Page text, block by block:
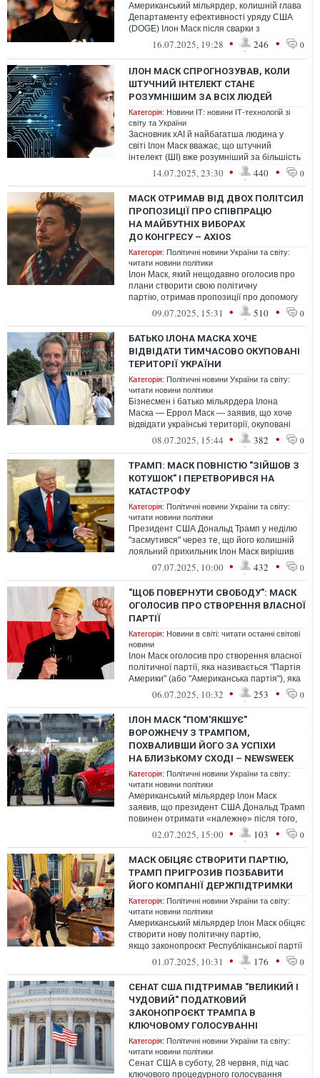
Американський мільярдер, колишній глава
Департаменту ефективності уряду США
(DOGE) Ілон Маск після сварки з
президентом Дональдом Трампом змінив
16.07.2025, 19:28 • 246 • 0
ІЛОН МАСК СПРОГНОЗУВАВ, КОЛИ
ШТУЧНИЙ ІНТЕЛЕКТ СТАНЕ
РОЗУМНІШИМ ЗА ВСІХ ЛЮДЕЙ
Категорія: Новини ІТ: новини ІТ-технологій зі
світу та України
Засновник xAI й найбагатша людина у
світі Ілон Маск вважає, що штучний
інтелект (ШІ) вже розумніший за більшість
людей, а до кінця поточного десятиліт...
14.07.2025, 23:30 • 440 • 0
МАСК ОТРИМАВ ВІД ДВОХ ПОЛІТСИЛ
ПРОПОЗИЦІЇ ПРО СПІВПРАЦЮ
НА МАЙБУТНІХ ВИБОРАХ
ДО КОНГРЕСУ – AXIOS
Категорія: Політичні новини України та світу:
читати новини політики
Ілон Маск, який нещодавно оголосив про
плани створити свою політичну
партію, отримав пропозиції про допомогу
від партії Вперед на чолі з Ендрю Янгом, ...
09.07.2025, 15:31 • 510 • 0
БАТЬКО ІЛОНА МАСКА ХОЧЕ
ВІДВІДАТИ ТИМЧАСОВО ОКУПОВАНІ
ТЕРИТОРІЇ УКРАЇНИ
Категорія: Політичні новини України та світу:
читати новини політики
Бізнесмен і батько мільярдера Ілона
Маска — Еррол Маск — заявив, що хоче
відвідати українські території, окуповані
Росією.08.07.2025, 15:44 • 382 • 0
ТРАМП: МАСК ПОВНІСТЮ "ЗІЙШОВ З
КОТУШОК" І ПЕРЕТВОРИВСЯ НА
КАТАСТРОФУ
Категорія: Політичні новини України та світу:
читати новини політики
Президент США Дональд Трамп у неділю
"засмутився" через те, що його колишній
лояльний прихильник Ілон Маск вирішив
створити політичну партію.
07.07.2025, 10:00 • 432 • 0
"ЩОБ ПОВЕРНУТИ СВОБОДУ": МАСК
ОГОЛОСИВ ПРО СТВОРЕННЯ ВЛАСНОЇ
ПАРТІЇ
Категорія: Новини в світі: читати останні світові
новини
Ілон Маск оголосив про створення власної
політичної партії, яка називається "Партія
Америки" (або "Американська партія"), яка
відновить демократію та ...
06.07.2025, 10:32 • 253 • 0
ІЛОН МАСК "ПОМ'ЯКШУЄ"
ВОРОЖНЕЧУ З ТРАМПОМ,
ПОХВАЛИВШИ ЙОГО ЗА УСПІХИ
НА БЛИЗЬКОМУ СХОДІ – NEWSWEEK
Категорія: Політичні новини України та світу:
читати новини політики
Американський мільярдер Ілон Маск
заявив, що президент США Дональд Трамп
повинен отримати «належне» після того,
як Білий дім оголосив, що Ізраїль пого...
02.07.2025, 15:00 • 103 • 0
МАСК ОБІЦЯЄ СТВОРИТИ ПАРТІЮ,
ТРАМП ПРИГРОЗИВ ПОЗБАВИТИ
ЙОГО КОМПАНІЇ ДЕРЖПІДТРИМКИ
Категорія: Політичні новини України та світу:
читати новини політики
Американський мільярдер Ілон Маск обіцяє
створити нову політичну партію,
якщо законопроєкт Республіканської партії
про податки і витрати буде ухвалено...
01.07.2025, 10:31 • 176 • 0
СЕНАТ США ПІДТРИМАВ "ВЕЛИКИЙ І
ЧУДОВИЙ" ПОДАТКОВИЙ
ЗАКОНОПРОЄКТ ТРАМПА В
КЛЮЧОВОМУ ГОЛОСУВАННІ
Категорія: Політичні новини України та світу:
читати новини політики
Сенат США в суботу, 28 червня, під час
ключового процедурного голосування